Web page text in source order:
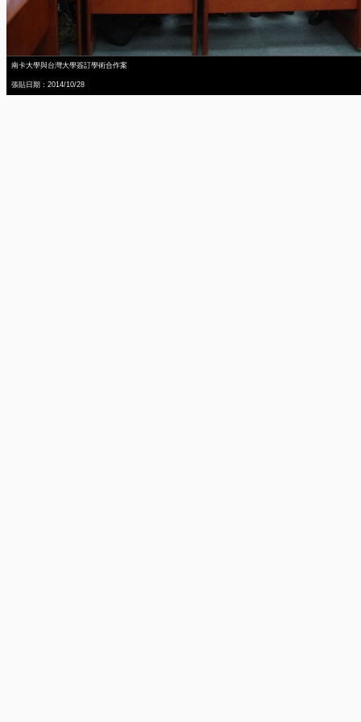
南卡大學與台灣大學簽訂學術合作案
張貼日期：2014/10/28